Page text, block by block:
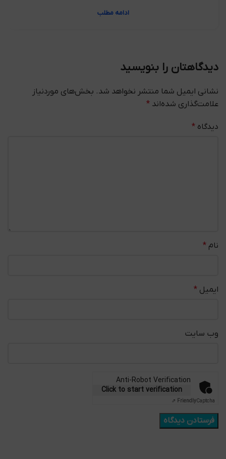
ادامه مطلب
دیدگاهتان را بنویسید
نشانی ایمیل شما منتشر نخواهد شد. بخش‌های موردنیاز
علامت‌گذاری شده‌اند *
دیدگاه *
نام *
ایمیل *
وب‌ سایت
Anti-Robot Verification
Click to start verification
FriendlyCaptcha ⇗